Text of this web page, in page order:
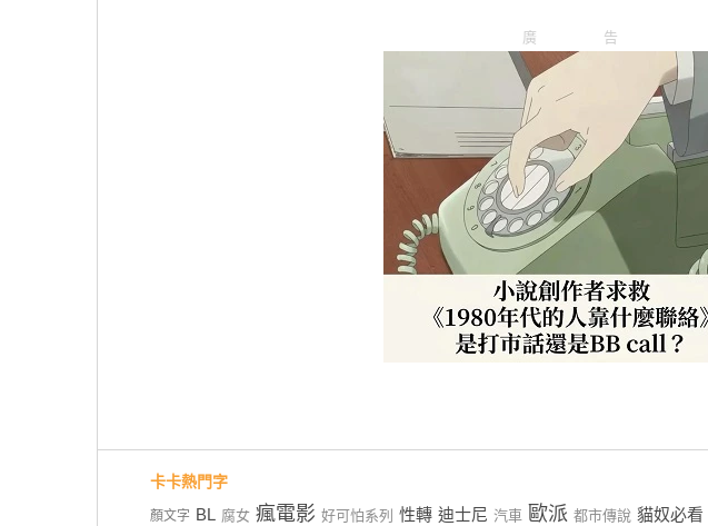
廣告
卡卡熱門字
顏文字 BL 腐女 瘋電影 好可怕系列 性轉 迪士尼 汽車 歐派 都市傳說 貓奴必看